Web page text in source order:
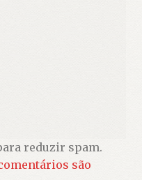
reduzir spam.
são